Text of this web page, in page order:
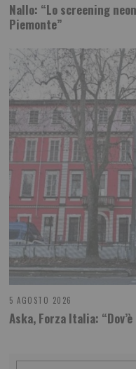
Nallo: “Lo screening
Piemonte”
5 AGOSTO 2026
Aska, Forza Italia: